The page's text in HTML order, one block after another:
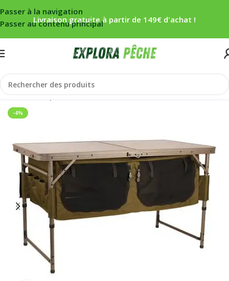
Passer à la navigation
Passer au contenu principal
Livraison gratuite à partir de 149€ d'achat !
Accueil/Carpe/Bivouac/Tables
-4%